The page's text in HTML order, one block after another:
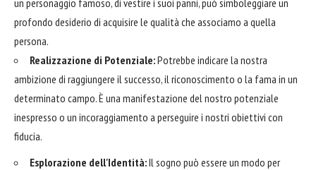
un personaggio famoso, di vestire i suoi panni, può simboleggiare un
profondo desiderio di acquisire le qualità che associamo a quella
persona.
Realizzazione di Potenziale:Potrebbe indicare la nostra
ambizione di raggiungere il successo, il riconoscimento o la fama in un
determinato campo. È una manifestazione del nostro potenziale
inespresso o un incoraggiamento a perseguire i nostri obiettivi con
fiducia.
Esplorazione dell'Identità:Il sogno può essere un modo per